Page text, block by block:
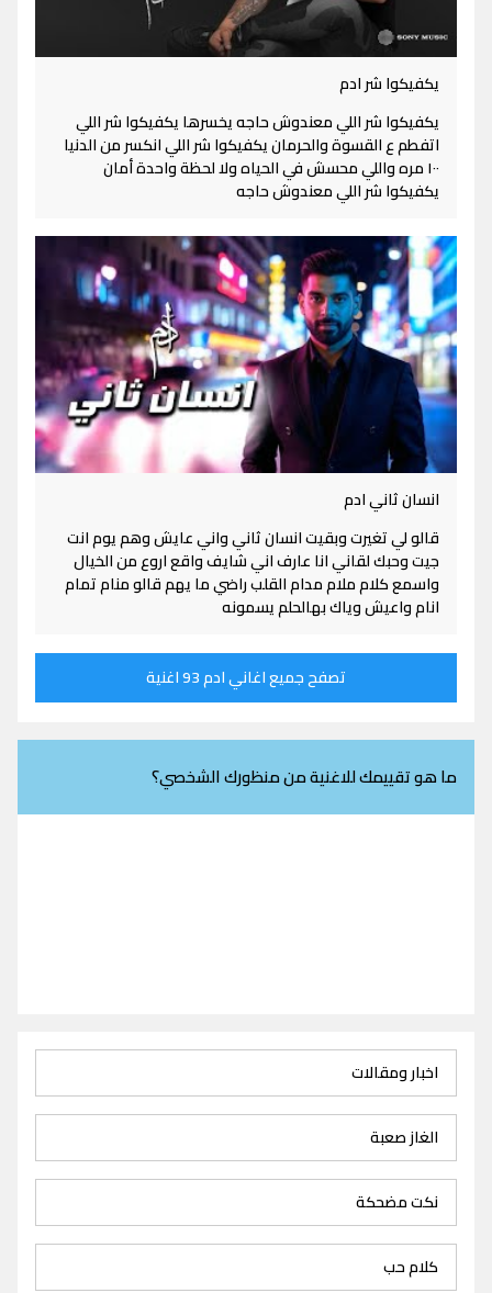
يكفيكوا شر ادم
يكفيكوا شر اللي معندوش حاجه يخسرها يكفيكوا شر اللي
اتفطم ع القسوة والحرمان يكفيكوا شر اللي انكسر من الدنيا
١٠٠ مره واللي محسش في الحياه ولا لحظة واحدة أمان
يكفيكوا شر اللي معندوش حاجه
انسان ثاني ادم
قالو لي تغيرت وبقيت انسان ثاني واني عايش وهم يوم انت
جيت وحبك لقاني انا عارف اني شايف واقع اروع من الخيال
واسمع كلام ملام مدام القلب راضي ما يهم قالو منام تمام
انام واعيش وياك بهالحلم يسمونه
تصفح جميع اغاني ادم 93 اغنية
ما هو تقييمك للاغنية من منظورك الشخصي؟
اخبار ومقالات
الغاز صعبة
نكت مضحكة
كلام حب